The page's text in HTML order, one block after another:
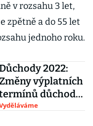
v rozsahu 3 let,
zpětně a do 55 let
jednoho roku.
2022:
výplatních
důchodů
letošním roce